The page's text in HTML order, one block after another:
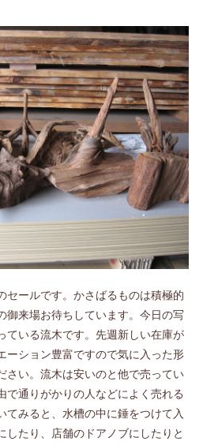
セールです。かさばるものは積極的
御来場お待ちしています。今日の写
ている流木です。先週新しい在庫が
ーション豊富ですので気に入った形
さい。流木は安いのと他で売ってい
で通りがかりの人などによく売れる
てみると、水槽の中に錘をつけて入
したり、店舗のドアノブにしたりと